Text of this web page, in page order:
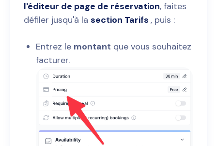
l'éditeur de page de réservation, faites
défiler jusqu'à la section Tarifs , puis :
Entrez le montant que vous souhaitez
facturer.